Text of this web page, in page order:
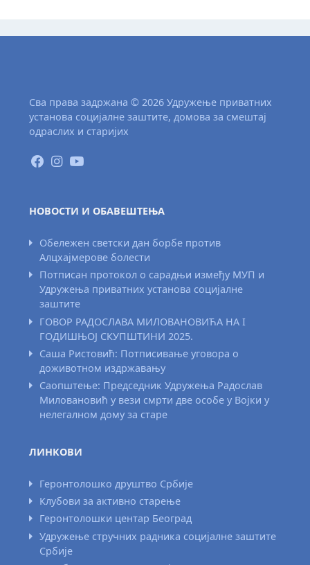
Сва права задржана © 2026 Удружење приватних
установа социјалне заштите, домова за смештај
одраслих и старијих
НОВОСТИ И ОБАВЕШТЕЊА
Обележен светски дан борбе против
Алцхајмерове болести
Потписан протокол о сарадњи између МУП и
Удружења приватних установа социјалне
заштите
ГОВОР РАДОСЛАВА МИЛОВАНОВИЋА НА I
ГОДИШЊОЈ СКУПШТИНИ 2025.
Саша Ристовић: Потписивање уговора о
доживотном издржавању
Саопштење: Председник Удружења Радослав
Миловановић у вези смрти две особе у Војки у
нелегалном дому за старе
ЛИНКОВИ
Геронтолошко друштво Србије
Клубови за активно старење
Геронтолошки центар Београд
Удружење стручних радника социјалне заштите
Србије